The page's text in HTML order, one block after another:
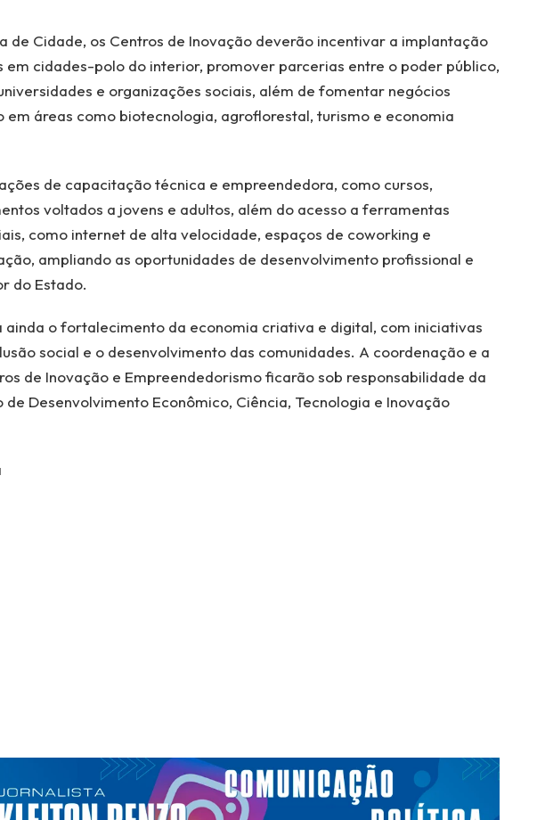
de Cidade, os Centros de Inovação deverão incentivar a implantação
em cidades-polo do interior, promover parcerias entre o poder público,
e organizações sociais, além de fomentar negócios
em áreas como biotecnologia, agroflorestal, turismo e economia
de capacitação técnica e empreendedora, como cursos,
voltados a jovens e adultos, além do acesso a ferramentas
como internet de alta velocidade, espaços de coworking e
ampliando as oportunidades de desenvolvimento profissional e
do Estado.
ainda o fortalecimento da economia criativa e digital, com iniciativas
social e o desenvolvimento das comunidades. A coordenação e a
de Inovação e Empreendedorismo ficarão sob responsabilidade da
Desenvolvimento Econômico, Ciência, Tecnologia e Inovação